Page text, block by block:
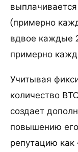
(примерно
вдвое каждые
примерно
Учитывая
количество
создает
повышению
репутацию как